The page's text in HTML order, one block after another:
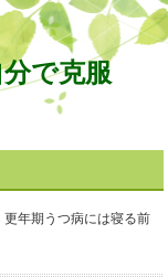
で克服
更年期うつ病には寝る前